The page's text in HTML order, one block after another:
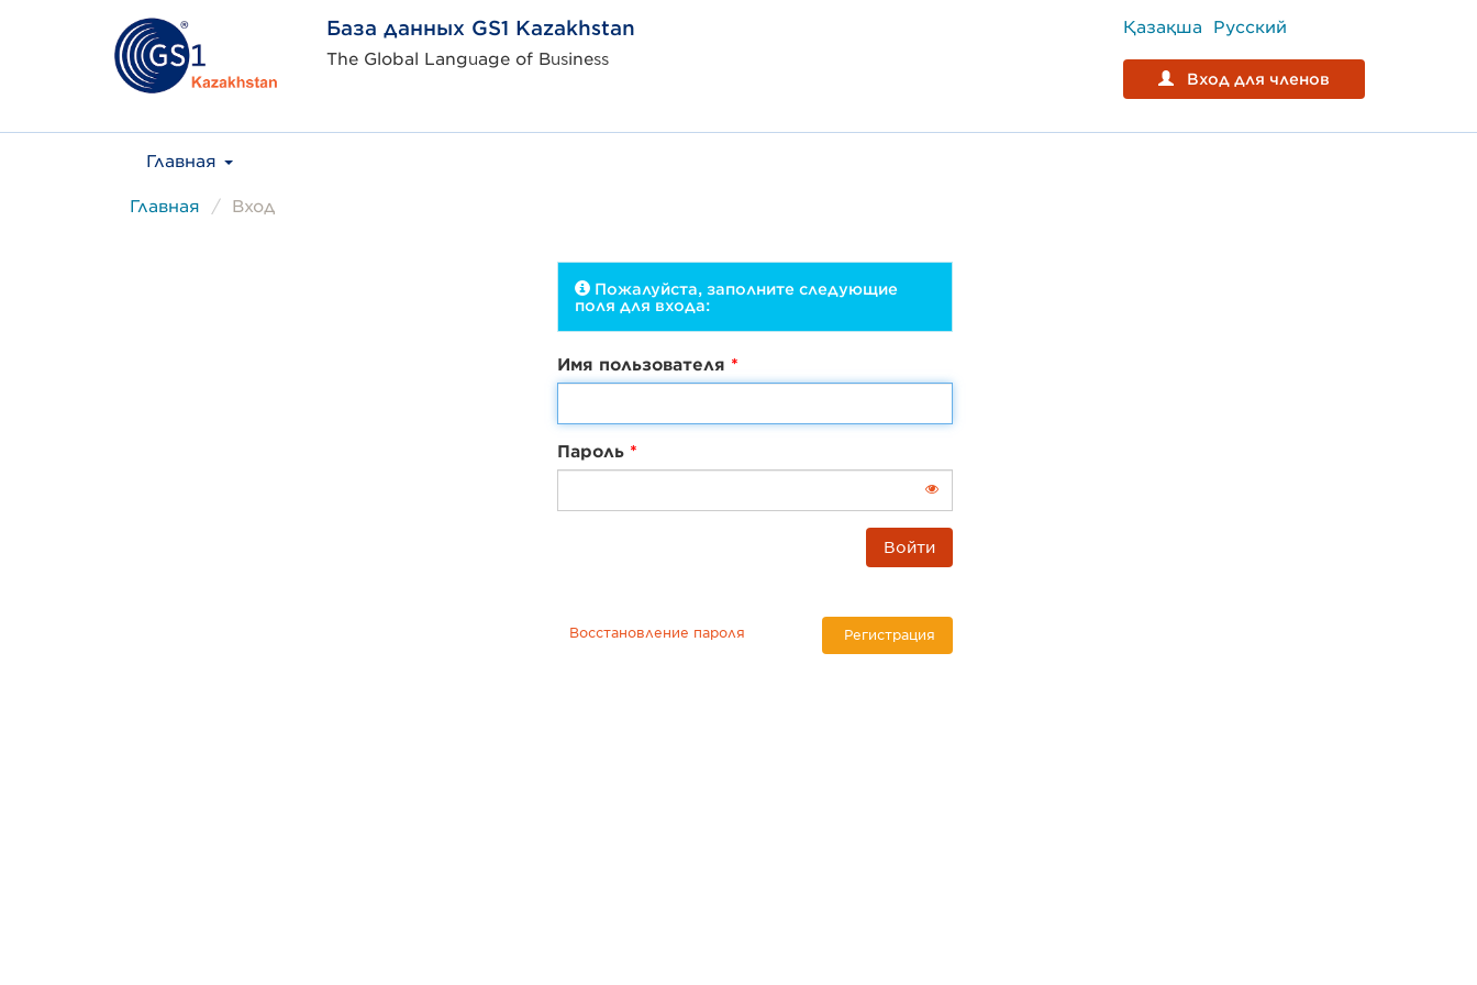
База данных GS1 Kazakhstan
The Global Language of Business
Қазақша Русский
Вход для членов
Главная
Главная Вход
Пожалуйста, заполните следующие
поля для входа:
Имя пользователя
Пароль
Войти
Восстановление пароля Регистрация